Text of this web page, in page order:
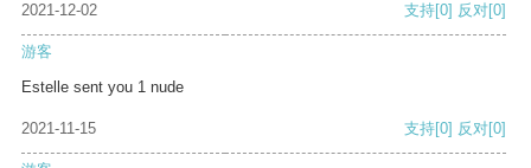
2021-12-02 支持[0] 反对[0]
游客
Estelle sent you 1 nude
2021-11-15 支持[0] 反对[0]